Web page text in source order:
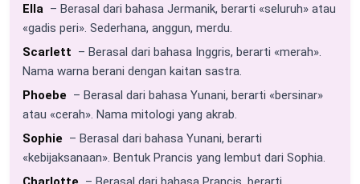
Ella – Berasal dari bahasa Jermanik, berarti «seluruh» atau
«gadis peri». Sederhana, anggun, merdu.
Scarlett – Berasal dari bahasa Inggris, berarti «merah».
Nama warna berani dengan kaitan sastra.
Phoebe – Berasal dari bahasa Yunani, berarti «bersinar»
atau «cerah». Nama mitologi yang akrab.
Sophie – Berasal dari bahasa Yunani, berarti
«kebijaksanaan». Bentuk Prancis yang lembut dari Sophia.